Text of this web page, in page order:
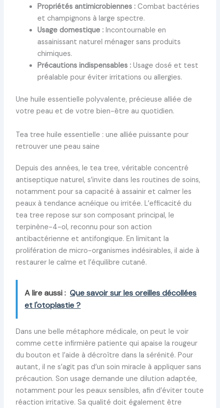
Propriétés antimicrobiennes :Combat bactéries
et champignons à large spectre.
Usage domestique :Incontournable en
assainissant naturel ménager sans produits
chimiques.
Précautions indispensables :Usage dosé et test
préalable pour éviter irritations ou allergies.
Une huile essentielle polyvalente, précieuse alliée de
votre peau et de votre bien-être au quotidien.
Tea tree huile essentielle : une alliée puissante pour
retrouver une peau saine
Depuis des années, le tea tree, véritable concentré
antiseptique naturel, s’invite dans les routines de soins,
notamment pour sa capacité à assainir et calmer les
peaux à tendance acnéique ou irritée. L’efficacité du
tea tree repose sur son composant principal, le
terpinène-4-ol, reconnu pour son action
antibactérienne et antifongique. En limitant la
prolifération de micro-organismes indésirables, il aide à
restaurer le calme et l’équilibre cutané.
A lire aussi : Que savoir sur les oreilles décollées
et l'otoplastie ?
Dans une belle métaphore médicale, on peut le voir
comme cette infirmière patiente qui apaise la rougeur
du bouton et l’aide à décroître dans la sérénité. Pour
autant, il ne s’agit pas d’un soin miracle à appliquer sans
précaution. Son usage demande une dilution adaptée,
notamment pour les peaux sensibles, afin d’éviter toute
réaction irritative. Sa qualité doit également être